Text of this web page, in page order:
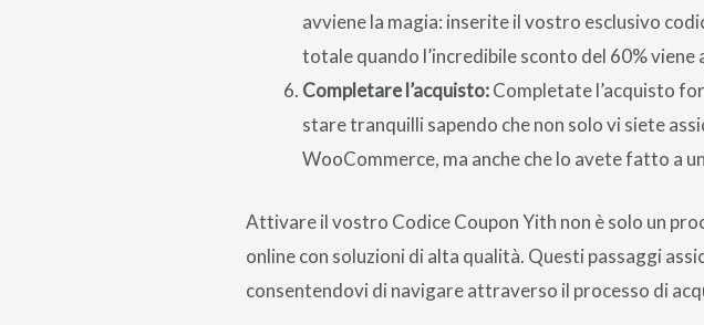
avviene la magia: inserite il vostro esclusivo
totale quando l’incredibile sconto del 60%
Completare l’acquisto:Completate l’acquisto
stare tranquilli sapendo che non solo vi siete
WooCommerce, ma anche che lo avete fatto a
Attivare il vostro Codice Coupon Yith non è solo un
online con soluzioni di alta qualità. Questi passaggi
consentendovi di navigare attraverso il processo di